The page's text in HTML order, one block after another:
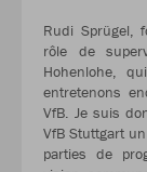
Rudi Sprügel,
rôle de
Hohenlohe,
entretenons
VfB. Je suis
VfB Stuttgart
parties de